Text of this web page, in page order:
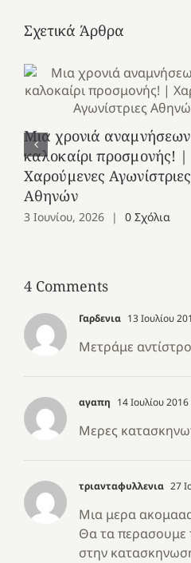
Σχετικά Άρθρα
Μια χρονιά
καλοκαίρι προσμονής! |
Χαρούμενες Αγωνίστριες
Αθηνών
3 Ιουνίου, 2026 | 0 Σχόλια
4 Comments
Γαρδενια 13 Ιουλίου
Μετράμε
αγαπη 14 Ιουλίου
Μερες
τριανταφυλλενια 27
Μια μερα
Θα τα περασουμε
στην